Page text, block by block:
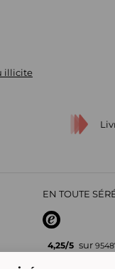
illicite
EN TOUTE
4,25/5 sur